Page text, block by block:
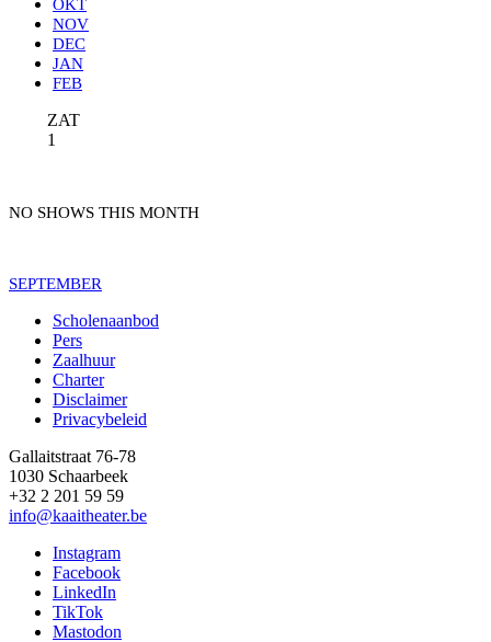
OKT
NOV
DEC
JAN
FEB
ZAT
1
NO SHOWS THIS MONTH
SEPTEMBER
Footer
Scholenaanbod
Pers
Zaalhuur
Charter
Disclaimer
Privacybeleid
Gallaitstraat 76-78
1030 Schaarbeek
+32 2 201 59 59
info@kaaitheater.be
Instagram
Facebook
LinkedIn
TikTok
Mastodon